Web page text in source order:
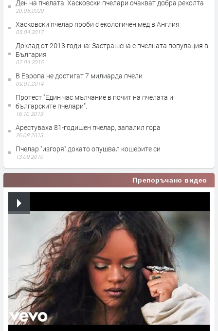
Ден на пчелата: Хасковски пчелари очакват добра реколта
20.05.2020
Хасковски пчелар проби с екологичен мед в Англия
05.04.2017
Доклад от 2013 година: Застрашена е пчелната популация в
България
02.04.2015
В Европа не достигат 7 милиарда пчели
09.01.2014
Протест "Един час мълчание в почит на пчелата и
българските пчелари".
16.10.2013
Арестуваха 81-годишен пчелар, запалил гора
26.08.2013
Пчелар "изгоря" докато опушвал кошерите си
13.09.2010
Препоръчано видео